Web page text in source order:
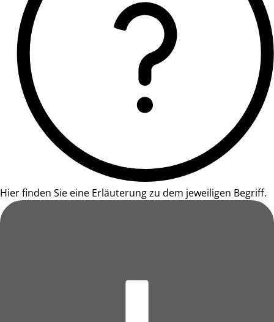
Hier finden Sie eine Erläuterung zu dem jeweiligen Begriff.